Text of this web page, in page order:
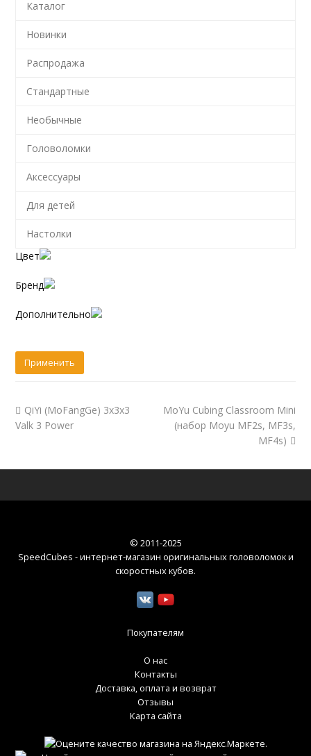
Каталог
Новинки
Распродажа
Стандартные
Необычные
Головоломки
Аксессуары
Для детей
Настолки
Цвет
Бренд
Дополнительно
QiYi (MoFangGe) 3x3x3
Valk 3 Power
MoYu Cubing Classroom Mini
(набор Moyu MF2s, MF3s,
MF4s)
© 2011-2025
SpeedCubes - интернет-магазин оригинальных головоломок и
скоростных кубов.
Покупателям
О нас
Контакты
Доставка, оплата и возврат
Отзывы
Карта сайта